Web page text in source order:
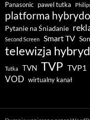
Panasonic pawel tutka
platforma
Pytanie na Śniadanie
Second Screen Smart TV
telewizja
Tutka TVN TVP TVP1
VOD wirtualny kanał